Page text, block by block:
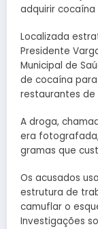
adquirir cocaína
Localizada
Presidente
Municipal de
de cocaína
restaurantes de
A droga,
era
gramas que
Os acusados
estrutura de
camuflar o
Investigações